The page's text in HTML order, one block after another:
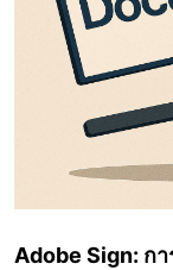
Adobe Sign: ก